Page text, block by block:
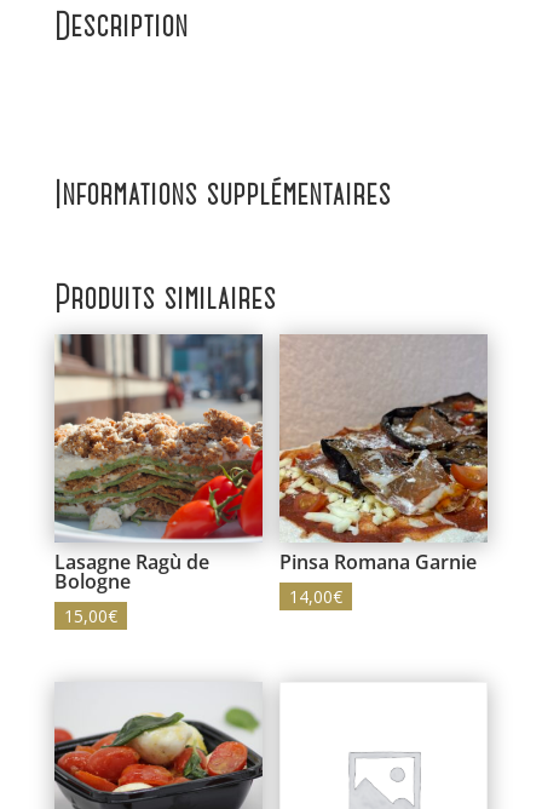
Description
Informations supplémentaires
Produits similaires
Lasagne Ragù de
Bologne
15,00€
Pinsa Romana Garnie
14,00€